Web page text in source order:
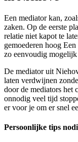
Een mediator kan,
zaken. Op de eerste
relatie niet kapot te
gemoederen hoog
zo eenvoudig mogelijk
De mediator uit
laten verdwijnen
door de mediators het
onnodig veel tijd
er voor je om er snel
Persoonlijke tips